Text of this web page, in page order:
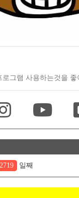
그램 사용하는것을 좋
2719 일째